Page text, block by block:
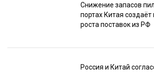
Снижение запасов
портах Китая
роста поставок из РФ
Россия и Китай